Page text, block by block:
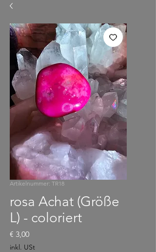
Artikelnummer: TR18
rosa Achat (Größe
L) - coloriert
€ 3,00Preis
inkl. USt